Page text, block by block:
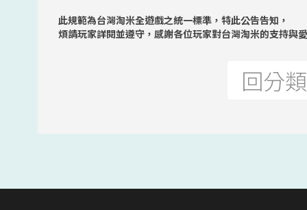
此規範為台灣淘米全遊戲之統一標準，特此公告告知，
煩請玩家詳閱並遵守，感謝各位玩家對台灣淘米的支持與
回分類